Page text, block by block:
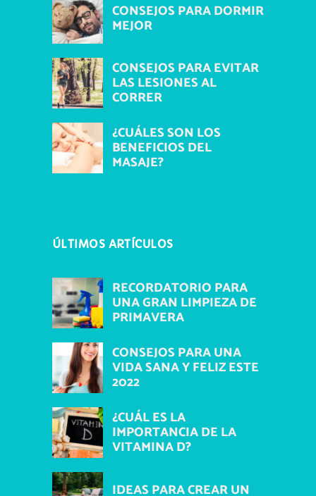
CONSEJOS PARA DORMIR
MEJOR
CONSEJOS PARA EVITAR
LAS LESIONES AL
CORRER
¿CUÁLES SON LOS
BENEFICIOS DEL
MASAJE?
ÚLTIMOS ARTÍCULOS
RECORDATORIO PARA
UNA GRAN LIMPIEZA DE
PRIMAVERA
CONSEJOS PARA UNA
VIDA SANA Y FELIZ ESTE
2022
¿CUÁL ES LA
IMPORTANCIA DE LA
VITAMINA D?
IDEAS PARA CREAR UN